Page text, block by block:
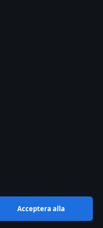
Acceptera alla